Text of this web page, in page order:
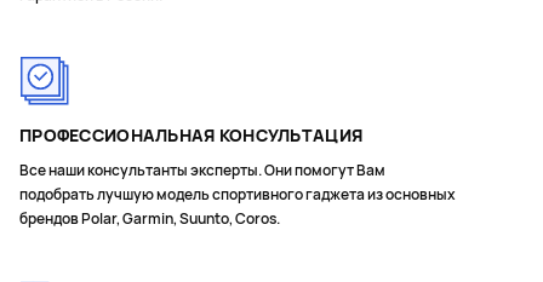
ПРОФЕССИОНАЛЬНАЯ КОНСУЛЬТАЦИЯ
Все наши консультанты эксперты. Они помогут Вам
подобрать лучшую модель спортивного гаджета из основных
брендов Polar, Garmin, Suunto, Coros.